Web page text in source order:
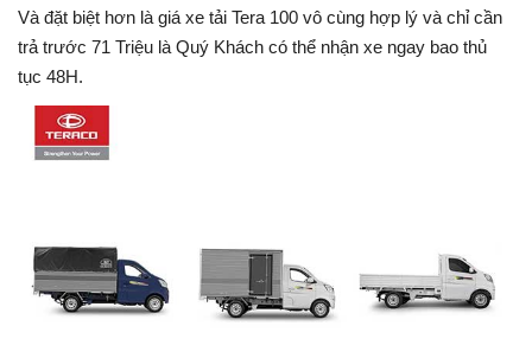
Và đặt biệt hơn là giá xe tải Tera 100 vô cùng hợp lý và chỉ cần
trả trước 71 Triệu là Quý Khách có thể nhận xe ngay bao thủ
tục 48H.